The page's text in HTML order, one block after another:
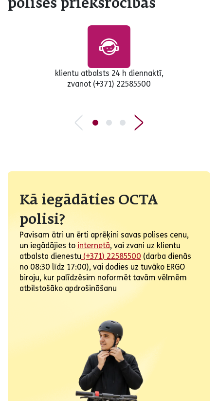
polises priekšrocības
klientu atbalsts 24 h diennaktī,
zvanot (+371) 22585500
Kā iegādāties OCTA
polisi?
Pavisam ātri un ērti aprēķini savas polises cenu,
un iegādājies to internetā, vai zvani uz klientu
atbalsta dienestu (+371) 22585500 (darba dienās
no 08:30 līdz 17:00), vai dodies uz tuvāko ERGO
biroju, kur palīdzēsim noformēt tavām vēlmēm
atbilstošāko apdrošināšanu